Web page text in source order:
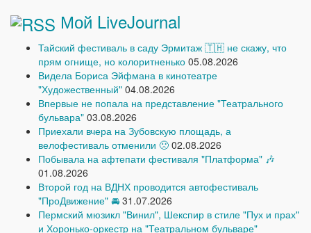
Мой LiveJournal
Тайский фестиваль в саду Эрмитаж 🇹🇭 не скажу, что
прям огнище, но колоритненько 05.08.2026
Видела Бориса Эйфмана в кинотеатре
"Художественный" 04.08.2026
Впервые не попала на представление "Театрального
бульвара" 03.08.2026
Приехали вчера на Зубовскую площадь, а
велофестиваль отменили 🙁 02.08.2026
Побывала на афтепати фестиваля "Платформа" 🎶
01.08.2026
Второй год на ВДНХ проводится автофестиваль
"ПроДвижение" 🚘 31.07.2026
Пермский мюзикл "Винил", Шекспир в стиле "Пух и прах"
и Хоронько-оркестр на "Театральном бульваре"